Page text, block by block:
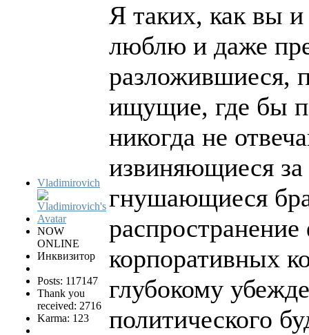
Vladimirovich
NOW
ONLINE
Инквизитор
Posts: 117147
Thank you
received: 2716
Karma: 123
Я таких, как вы
люблю и даже
разложившиеся,
ищущие, где бы
никогда не
извиняющиеся
гнушающиеся
корпоративных
глубокому
политического